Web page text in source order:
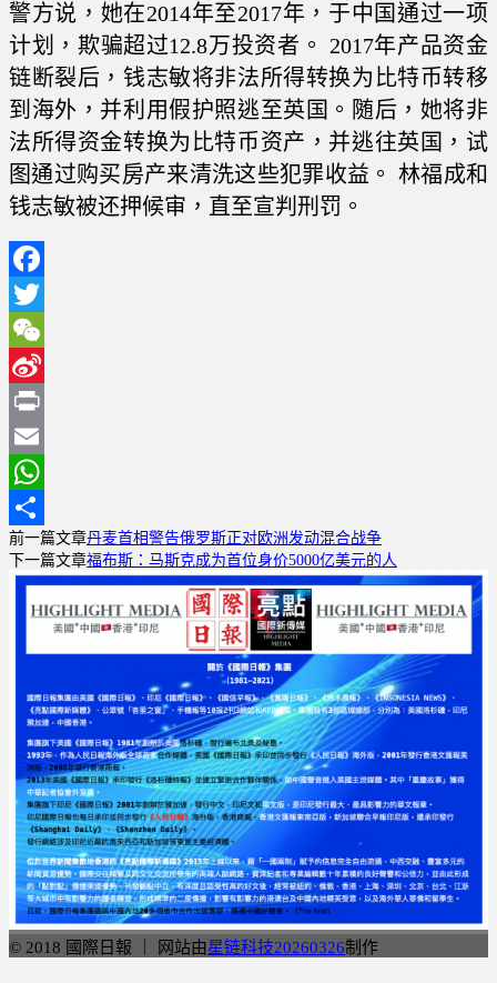
警方说，她在2014年至2017年，于中国通过一项
计划，欺骗超过12.8万投资者。 2017年产品资金
链断裂后，钱志敏将非法所得转换为比特币转移
到海外，并利用假护照逃至英国。随后，她将非
法所得资金转换为比特币资产，并逃往英国，试
图通过购买房产来清洗这些犯罪收益。 林福成和
钱志敏被还押候审，直至宣判刑罚。
Facebook
Twitter
WeChat
Sina
Weibo
Print
Email
WhatsApp
分
享
前一篇文章丹麦首相警告俄罗斯正对欧洲发动混合战争
下一篇文章福布斯：马斯克成为首位身价5000亿美元的人
© 2018 國際日報 ｜ 网站由星链科技20260326制作